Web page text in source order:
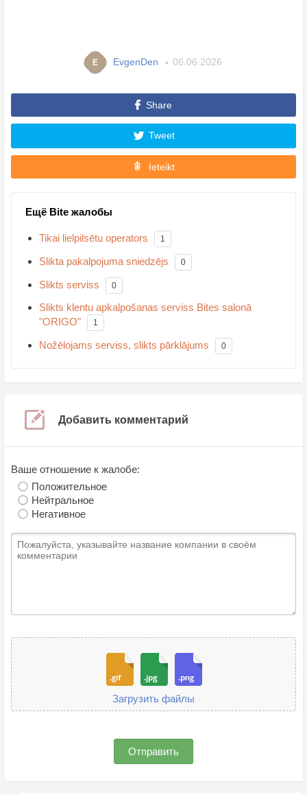
E EvgenDen 06.06.2026
Share
Tweet
Ieteikt
Ещё Bite жалобы
Tikai lielpilsētu operators 1
Slikta pakalpojuma sniedzējs 0
Slikts serviss 0
Slikts klentu apkalpošanas serviss Bites salonā
"ORIGO"
1
Nožēlojams serviss, slikts pārklājums 0
Добавить комментарий
Ваше отношение к жалобе:
Положительное
Нейтральное
Негативное
Загрузить файлы
Отправить